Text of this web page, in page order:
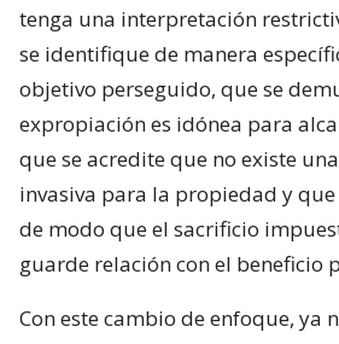
tenga una interpretación
se identifique de manera
objetivo perseguido, que se
expropiación es idónea para
que se acredite que no existe
invasiva para la propiedad y
de modo que el sacrificio
guarde relación con el beneficio
Con este cambio de enfoque, ya